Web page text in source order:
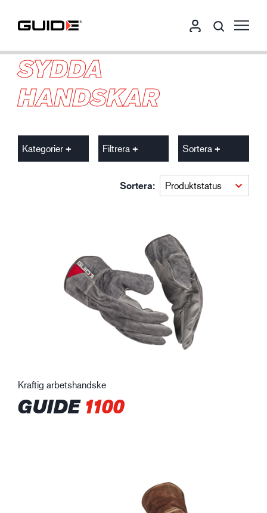
SYDDA
HANDSKAR
Kategorier Filtrera Sortera
Sortera:
Kraftig arbetshandske
GUIDE1100